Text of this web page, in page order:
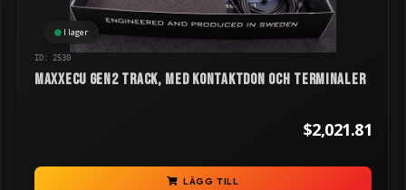
I lager
ID: 2530
MaxxECU GEN2 TRACK, med kontaktdon och terminaler
$2,021.81
LÄGG TILL